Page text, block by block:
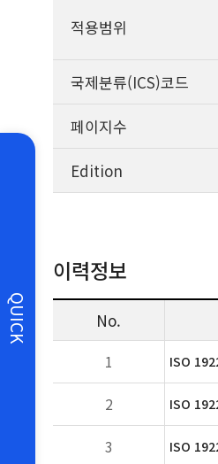
QUICK
적용범위
국제분류(ICS)코드
페이지수
Edition
이력정보
No.
1 ISO
2
ISO
3
ISO